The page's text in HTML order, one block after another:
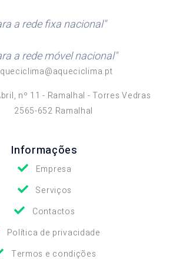
a rede fixa nacional"
a rede móvel nacional"
nº 11 - Ramalhal - Torres Vedras
2565-652 Ramalhal
Informações
Empresa
Serviços
Contactos
Política de privacidade
Termos e condições